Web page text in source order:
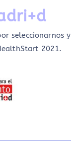
seleccionarnos y
2021.